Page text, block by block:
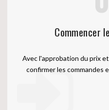
Commencer
Avec l'approbation du prix
confirmer les commandes